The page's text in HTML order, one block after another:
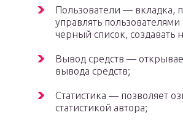
Пользователи — вкладка,
управлять пользователями
черный список, создавать
Вывод средств —
вывода средств;
Статистика — позволяет
статистикой автора;